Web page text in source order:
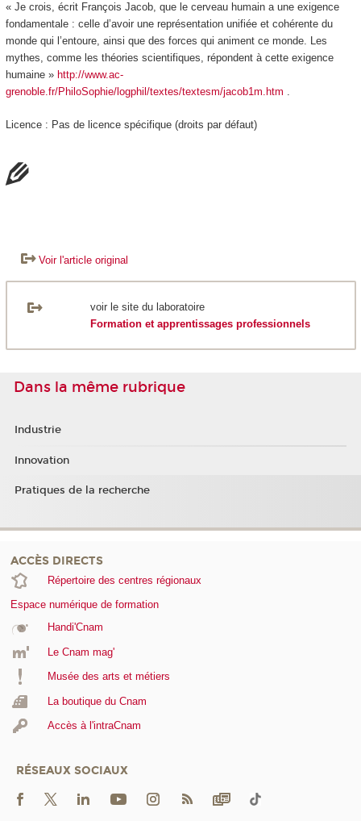
« Je crois, écrit François Jacob, que le cerveau humain a une exigence
fondamentale : celle d’avoir une représentation unifiée et cohérente du
monde qui l’entoure, ainsi que des forces qui animent ce monde. Les
mythes, comme les théories scientifiques, répondent à cette exigence
humaine » http://www.ac-
grenoble.fr/PhiloSophie/logphil/textes/textesm/jacob1m.htm .
Licence : Pas de licence spécifique (droits par défaut)
Voir l'article original
voir le site du laboratoire
Formation et apprentissages professionnels
Dans la même rubrique
Industrie
Innovation
Pratiques de la recherche
ACCÈS DIRECTS
Répertoire des centres régionaux
Espace numérique de formation
Handi'Cnam
Le Cnam mag'
Musée des arts et métiers
La boutique du Cnam
Accès à l'intraCnam
RÉSEAUX SOCIAUX